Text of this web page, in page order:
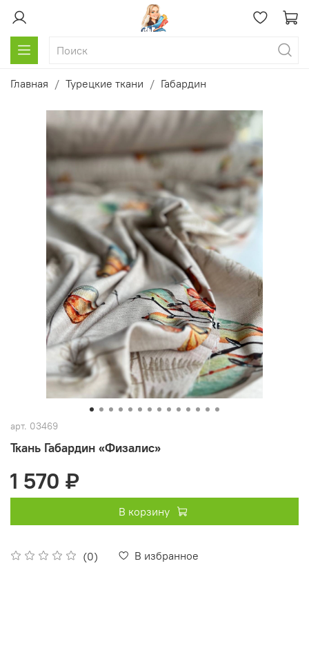
Главная Турецкие ткани Габардин
арт. 03469
Ткань Габардин «Физалис»
(0) В избранное
1 570 ₽
В корзину